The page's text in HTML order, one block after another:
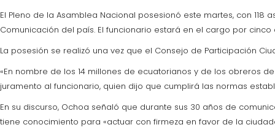
El Pleno de la Asamblea Nacional posesionó este martes, con
Comunicación del país. El funcionario estará en el cargo por cinco
La posesión se realizó una vez que el Consejo de Participación
«En nombre de los 14 millones de ecuatorianos y de los obreros
juramento al funcionario, quien dijo que cumplirá las normas
En su discurso, Ochoa señaló que durante sus 30 años de
tiene conocimiento para «actuar con firmeza en favor de la